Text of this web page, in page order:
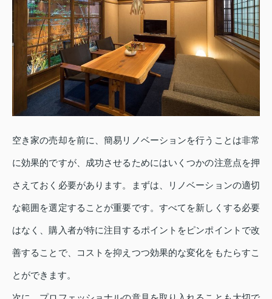
空き家の売却を前に、簡易リノベーションを行うことは非常
に効果的ですが、成功させるためにはいくつかの注意点を押
さえておく必要があります。まずは、リノベーションの適切
な範囲を選定することが重要です。すべてを新しくする必要
はなく、購入者が特に注目するポイントをピンポイントで改
善することで、コストを抑えつつ効果的な変化をもたらすこ
とができます。